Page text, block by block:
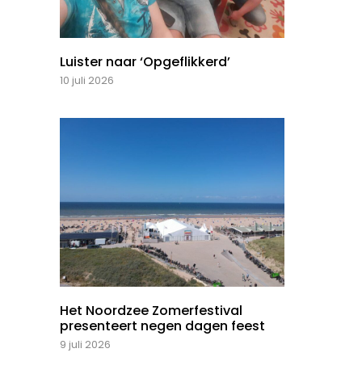
Luister naar ‘Opgeflikkerd’
10 juli 2026
Het Noordzee Zomerfestival
presenteert negen dagen feest
9 juli 2026